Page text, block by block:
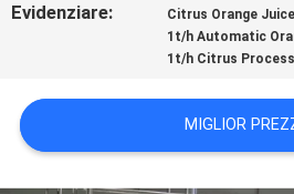
CONTATTACI
CHIEDI UN
PREVENTIVO
Evidenziare: Citrus Orange
1t/h Automatic
1t/h Citrus
MIGLIOR